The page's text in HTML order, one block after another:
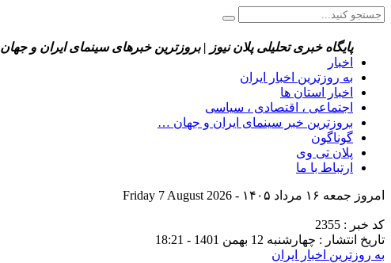
پایگاه خبری تحلیلی پلان نیوز | بروزترین خبرهای سینمای ایران و جهان
اخبار
به روزترین اخبار ایران
اخبار استان ها
اجتماعی ، اقتصادی ، سیاسی
بروزترین خبر سینمای ایران و جهان …
گوناگون
پلان تی وی
ارتباط با ما
امروز جمعه ۱۶ مرداد ۱۴۰۵ - Friday 7 August 2026
کد خبر : 2355
تاریخ انتشار : چهارشنبه 12 بهمن 1401 - 18:21
به روزترین اخبار ایران